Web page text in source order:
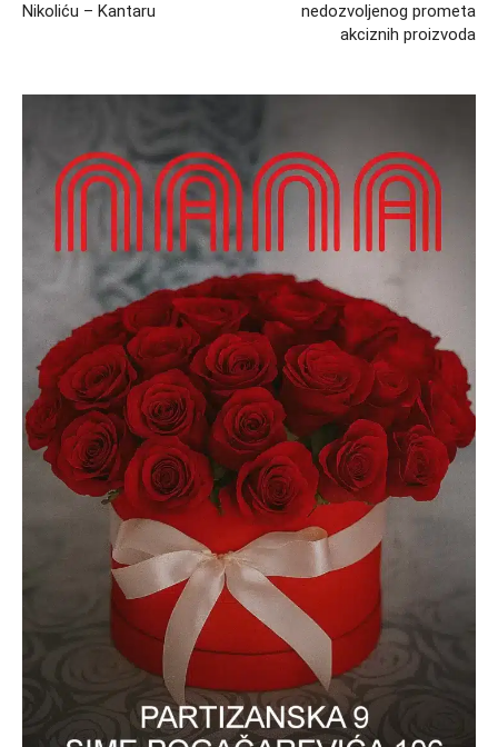
Nikoliću – Kantaru
nedozvolјenog prometa
akciznih proizvoda